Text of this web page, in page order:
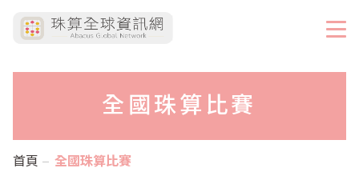
全國珠算比賽
首頁 全國珠算比賽